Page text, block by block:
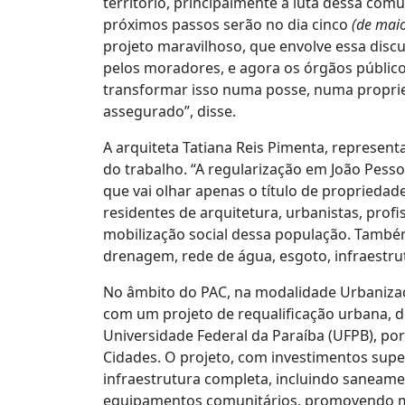
próximos passos serão no dia cinco (de
projeto maravilhoso, que envolve essa
pelos moradores, e agora os órgãos
transformar isso numa posse, numa
assegurado”, disse.
A arquiteta Tatiana Reis Pimenta,
do trabalho. “A regularização em João
que vai olhar apenas o título de
residentes de arquitetura, urbanistas,
mobilização social dessa população.
drenagem, rede de água, esgoto,
No âmbito do PAC, na modalidade
com um projeto de requalificação urbana,
Universidade Federal da Paraíba (UFPB),
Cidades. O projeto, com investimentos
infraestrutura completa, incluindo
equipamentos comunitários, promovendo